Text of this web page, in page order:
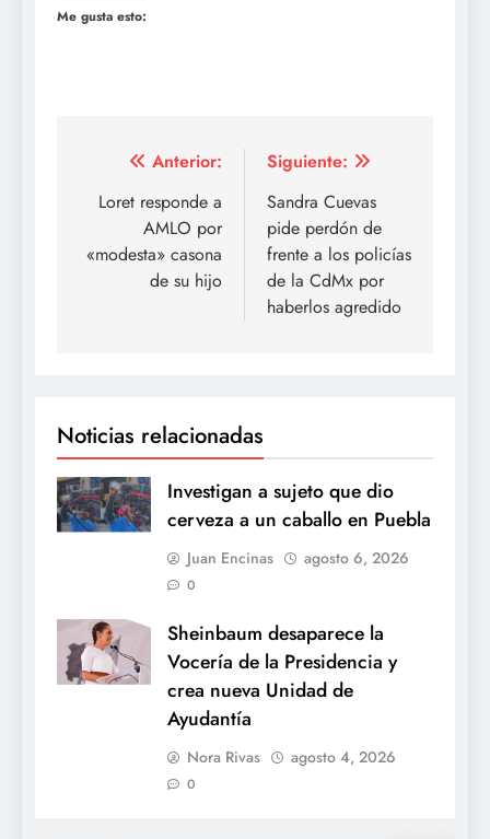
Me gusta esto:
Navegación
de
entradas
Anterior:
Loret responde a
AMLO por
«modesta» casona
de su hijo
Siguiente:
Sandra Cuevas
pide perdón de
frente a los policías
de la CdMx por
haberlos agredido
Noticias relacionadas
Investigan a sujeto que dio
cerveza a un caballo en Puebla
Juan Encinas agosto 6, 2026
0
Sheinbaum desaparece la
Vocería de la Presidencia y
crea nueva Unidad de
Ayudantía
Nora Rivas agosto 4, 2026
0